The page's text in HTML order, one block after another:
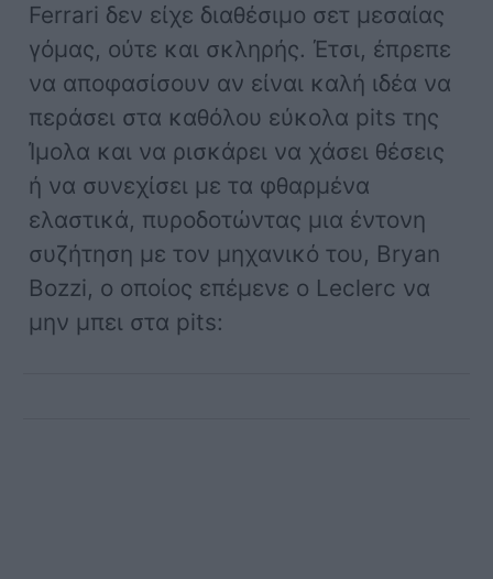
Ferrari δεν είχε διαθέσιμο σετ μεσαίας
γόμας, ούτε και σκληρής. Έτσι, έπρεπε
να αποφασίσουν αν είναι καλή ιδέα να
περάσει στα καθόλου εύκολα pits της
Ίμολα και να ρισκάρει να χάσει θέσεις
ή να συνεχίσει με τα φθαρμένα
ελαστικά, πυροδοτώντας μια έντονη
συζήτηση με τον μηχανικό του, Bryan
Bozzi, ο οποίος επέμενε ο Leclerc να
μην μπει στα pits: